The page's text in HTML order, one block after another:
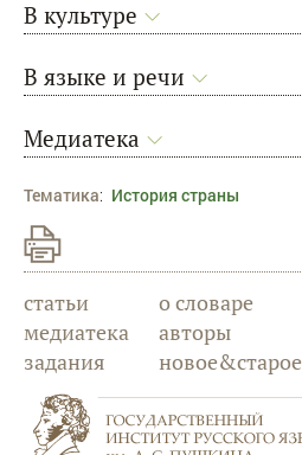
В культуре
В языке и речи
Медиатека
Тематика: История страны
статьи
медиатека
задания
о словаре
авторы
новое&старое